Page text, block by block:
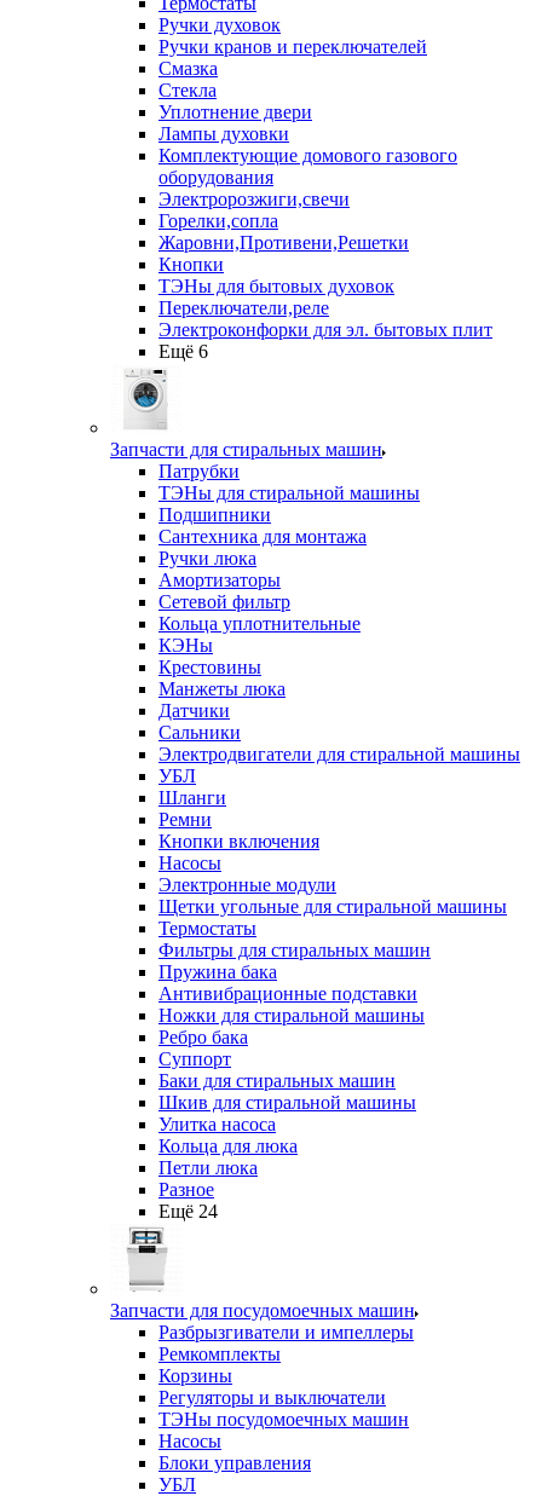
Ручки духовок
Ручки кранов и переключателей
Смазка
Стекла
Уплотнение двери
Лампы духовки
Комплектующие домового газового
оборудования
Электророзжиги,свечи
Горелки,сопла
Жаровни,Противени,Решетки
Кнопки
ТЭНы для бытовых духовок
Переключатели,реле
Электроконфорки для эл. бытовых плит
Ещё 6
Запчасти для стиральных машин
Патрубки
ТЭНы для стиральной машины
Подшипники
Сантехника для монтажа
Ручки люка
Амортизаторы
Сетевой фильтр
Кольца уплотнительные
КЭНы
Крестовины
Манжеты люка
Датчики
Сальники
Электродвигатели для стиральной машины
УБЛ
Шланги
Ремни
Кнопки включения
Насосы
Электронные модули
Щетки угольные для стиральной машины
Термостаты
Фильтры для стиральных машин
Пружина бака
Антивибрационные подставки
Ножки для стиральной машины
Ребро бака
Суппорт
Баки для стиральных машин
Шкив для стиральной машины
Улитка насоса
Кольца для люка
Петли люка
Разное
Ещё 24
Запчасти для посудомоечных машин
Разбрызгиватели и импеллеры
Ремкомплекты
Корзины
Регуляторы и выключатели
ТЭНы посудомоечных машин
Насосы
Блоки управления
УБЛ